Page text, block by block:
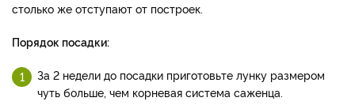
столько же отступают от построек.
Порядок посадки:
За 2 недели до посадки приготовьте лунку размером
чуть больше, чем корневая система саженца.